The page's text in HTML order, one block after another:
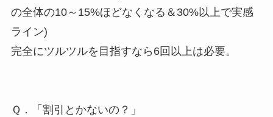
の全体の10～15%ほどなくなる＆30%以上で実感
ライン)
完全にツルツルを目指すなら6回以上は必要。
Ｑ．「割引とかないの？」